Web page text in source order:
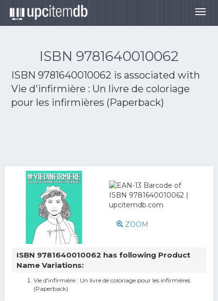
ISBN 9781640010062
ISBN 9781640010062 is associated with
Vie d'infirmière : Un livre de coloriage
pour les infirmières (Paperback)
ZOOM
ISBN 9781640010062 has following Product
Name Variations:
Vie d'infirmière : Un livre de coloriage pour les infirmières
(Paperback)